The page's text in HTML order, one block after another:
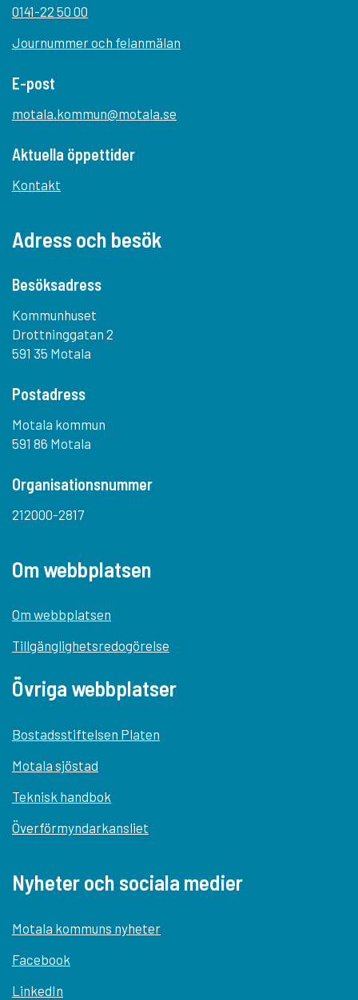
0141-22 50 00
Journummer och felanmälan
E-post
motala.kommun@motala.se
Aktuella öppettider
Kontakt
Adress och besök
Besöksadress
Kommunhuset
Drottninggatan 2
591 35 Motala
Postadress
Motala kommun
591 86 Motala
Organisationsnummer
212000-2817
Om webbplatsen
Om webbplatsen
Tillgänglighetsredogörelse
Övriga webbplatser
Bostadsstiftelsen Platen
Motala sjöstad
Teknisk handbok
Överförmyndarkansliet
Nyheter och sociala medier
Motala kommuns nyheter
Facebook
LinkedIn